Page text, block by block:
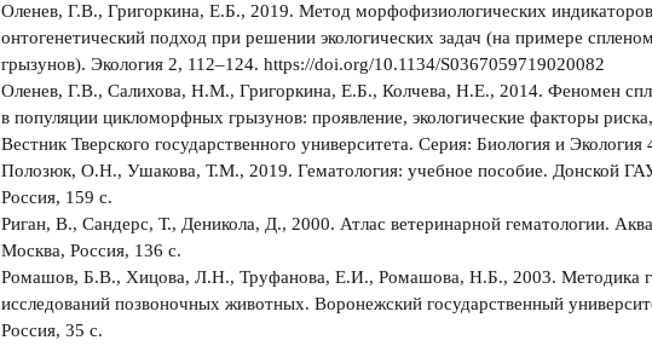
Оленев, Г.В., Григоркина, Е.Б., 2019. Метод морфофизиологических
онтогенетический подход при решении экологических задач (на примере
грызунов). Экология 2, 112–124. https://doi.org/10.1134/S0367059719020082
Оленев, Г.В., Салихова, Н.М., Григоркина, Е.Б., Колчева, Н.Е., 2014. Феномен
в популяции цикломорфных грызунов: проявление, экологические факторы
Вестник Тверского государственного университета. Серия: Биология и Экология
Полозюк, О.Н., Ушакова, Т.М., 2019. Гематология: учебное пособие. Донской
Россия, 159 с.
Риган, В., Сандерс, Т., Деникола, Д., 2000. Атлас ветеринарной гематологии.
Москва, Россия, 136 с.
Ромашов, Б.В., Хицова, Л.Н., Труфанова, Е.И., Ромашова, Н.Б., 2003. Методика
исследований позвоночных животных. Воронежский государственный
Россия, 35 с.